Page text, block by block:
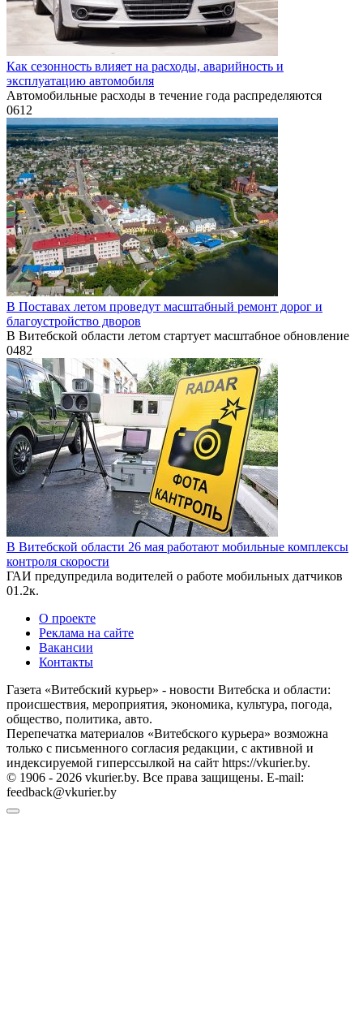
Как сезонность влияет на расходы, аварийность и
эксплуатацию автомобиля
Автомобильные расходы в течение года распределяются
0612
В Поставах летом проведут масштабный ремонт дорог и
благоустройство дворов
В Витебской области летом стартует масштабное обновление
0482
В Витебской области 26 мая работают мобильные комплексы
контроля скорости
ГАИ предупредила водителей о работе мобильных датчиков
01.2к.
О проекте
Реклама на сайте
Вакансии
Контакты
Газета «Витебский курьер» - новости Витебска и области:
происшествия, мероприятия, экономика, культура, погода,
общество, политика, авто.
Перепечатка материалов «Витебского курьера» возможна
только с письменного согласия редакции, с активной и
индексируемой гиперссылкой на сайт https://vkurier.by.
© 1906 - 2026 vkurier.by. Все права защищены. E-mail:
feedback@vkurier.by